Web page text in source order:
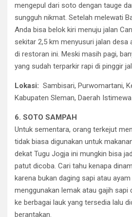
mengepul dari soto dengan tauge
sungguh nikmat. Setelah melewati
Anda bisa belok kiri menuju jalan
sekitar 2,5 km menyusuri jalan desa
di restoran ini. Meski masih pagi,
yang sudah terparkir rapi di pinggir
Lokasi: Sambisari, Purwomartani,
Kabupaten Sleman, Daerah
6. SOTO SAMPAH
Untuk sementara, orang terkejut
tidak biasa digunakan untuk
dekat Tugu Jogja ini mungkin bisa
patut dicoba. Cari tahu kenapa
karena bukan daging sapi atau
menggunakan lemak atau gajih sapi
ke berbagai lauk yang tersedia lalu
berantakan.